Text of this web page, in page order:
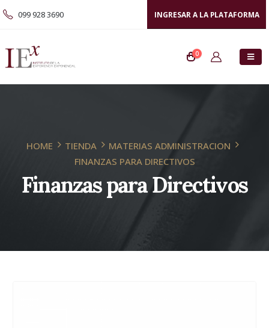
099 928 3690 INGRESAR A LA PLATAFORMA
0
HOME TIENDA
MATERIAS ADMINISTRACION
FINANZAS PARA DIRECTIVOS
Finanzas para Directivos